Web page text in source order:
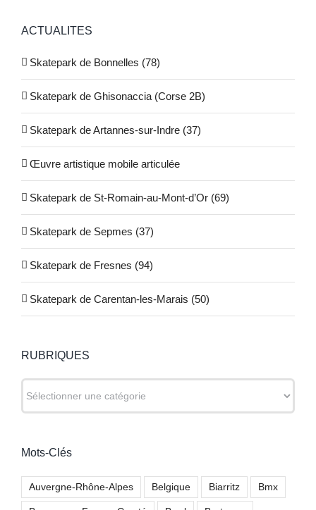
ACTUALITES
Skatepark de Bonnelles (78)
Skatepark de Ghisonaccia (Corse 2B)
Skatepark de Artannes-sur-Indre (37)
Œuvre artistique mobile articulée
Skatepark de St-Romain-au-Mont-d’Or (69)
Skatepark de Sepmes (37)
Skatepark de Fresnes (94)
Skatepark de Carentan-les-Marais (50)
RUBRIQUES
Mots-Clés
Auvergne-Rhône-Alpes Belgique Biarritz Bmx